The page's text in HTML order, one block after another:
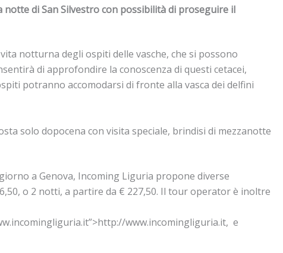
notte di San Silvestro con possibilità di proseguire il
notturna degli ospiti delle vasche, che si possono
di approfondire la conoscenza di questi cetacei,
potranno accomodarsi di fronte alla vasca dei delfini
solo dopocena con visita speciale, brindisi di mezzanotte
a Genova, Incoming Liguria propone diverse
o 2 notti, a partire da € 227,50. Il tour operator è inoltre
www.incomingliguria.it, e